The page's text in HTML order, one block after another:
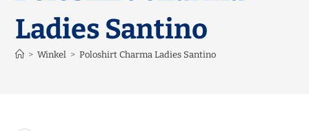
Ladies Santino
> Winkel > Poloshirt Charma Ladies Santino